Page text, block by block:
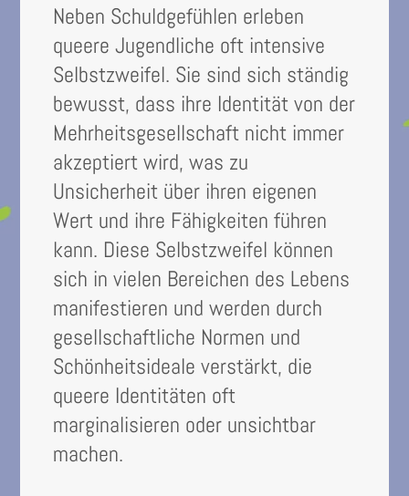
Neben Schuldgefühlen erleben
queere Jugendliche oft intensive
Selbstzweifel. Sie sind sich ständig
bewusst, dass ihre Identität von der
Mehrheitsgesellschaft nicht immer
akzeptiert wird, was zu
Unsicherheit über ihren eigenen
Wert und ihre Fähigkeiten führen
kann. Diese Selbstzweifel können
sich in vielen Bereichen des Lebens
manifestieren und werden durch
gesellschaftliche Normen und
Schönheitsideale verstärkt, die
queere Identitäten oft
marginalisieren oder unsichtbar
machen.